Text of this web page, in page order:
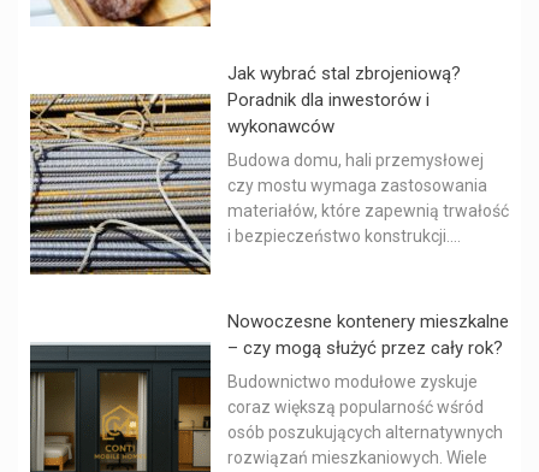
Jak wybrać stal zbrojeniową?
Poradnik dla inwestorów i
wykonawców
Budowa domu, hali przemysłowej
czy mostu wymaga zastosowania
materiałów, które zapewnią trwałość
i bezpieczeństwo konstrukcji....
Nowoczesne kontenery mieszkalne
– czy mogą służyć przez cały rok?
Budownictwo modułowe zyskuje
coraz większą popularność wśród
osób poszukujących alternatywnych
rozwiązań mieszkaniowych. Wiele